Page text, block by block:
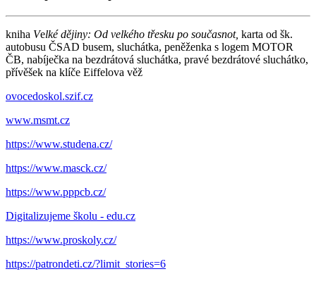
kniha Velké dějiny: Od velkého třesku po současnot, karta od šk.
autobusu ČSAD busem, sluchátka, peněženka s logem MOTOR
ČB, nabíječka na bezdrátová sluchátka, pravé bezdrátové sluchátko,
přívěšek na klíče Eiffelova věž
ovocedoskol.szif.cz
www.msmt.cz
https://www.studena.cz/
https://www.masck.cz/
https://www.pppcb.cz/
Digitalizujeme školu - edu.cz
https://www.proskoly.cz/
https://patrondeti.cz/?limit_stories=6